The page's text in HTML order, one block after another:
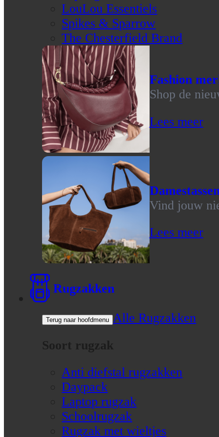
LouLou Essentiels
Spikes & Sparrow
The Chesterfield Brand
Fashion
Shop de
Lees meer
Vind jouw
Lees meer
Rugzakken
Terug naar hoofdmenu Alle Rugzakken
Soort rugzak
Anti diefstal rugzakken
Daypack
Laptop rugzak
Schoolrugzak
Rugzak met wieltjes